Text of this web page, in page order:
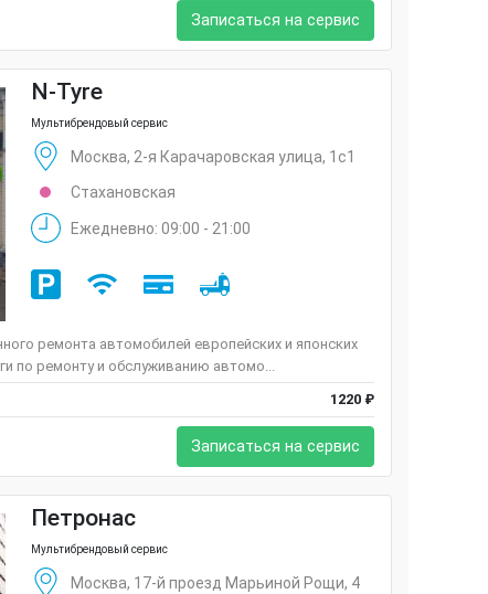
Записаться на сервис
N-Tyre
Мультибрендовый сервис
Москва, 2-я Карачаровская улица, 1с1
Стахановская
Ежедневно: 09:00 - 21:00
ремонта автомобилей европейских и японских
по ремонту и обслуживанию автомо...
1220 ₽
Записаться на сервис
Петронас
Мультибрендовый сервис
Москва, 17-й проезд Марьиной Рощи, 4